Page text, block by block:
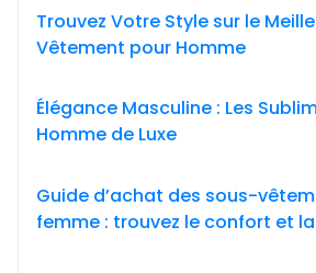
Trouvez Votre Style sur le
Vêtement pour Homme
Élégance Masculine : Les
Homme de Luxe
Guide d’achat des sous-
femme : trouvez le confort et